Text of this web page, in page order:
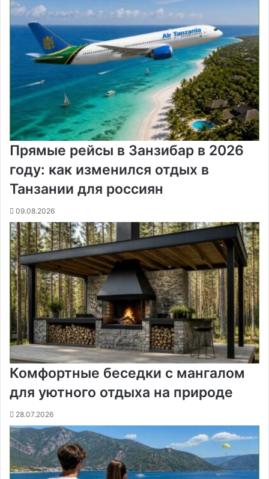
o
e
s
t
к
е
а
с
н
и
r
т
Прямые рейсы в Занзибар в 2026
году: как изменился отдых в
Танзании для россиян
09.08.2026
Комфортные беседки с мангалом
для уютного отдыха на природе
28.07.2026